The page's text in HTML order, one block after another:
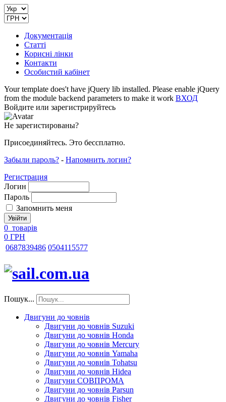
Документація
Статті
Корисні лінки
Контакти
Особистий кабінет
Your template does't have jQuery lib installed. Please enable jQuery
from the module backend parameters to make it work ВХОД
Войдите или зарегистрируйтесь
Не зарегистированы?
Присоединяйтесь. Это бессплатно.
Забыли пароль? - Напомнить логин?
Регистрация
Логин
Пароль
Запомнить меня
0 товарів
0 ГРН
0687839486 0504115577
Пошук...
Двигуни до човнів
Двигуни до човнів Suzuki
Двигуни до човнів Honda
Двигуни до човнів Mercury
Двигуни до човнів Yamaha
Двигуни до човнів Tohatsu
Двигуни до човнів Hidea
Двигуни СОВПРОМА
Двигуни до човнів Parsun
Двигуни до човнів Fisher